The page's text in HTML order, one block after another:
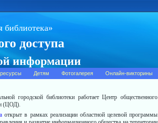
библиотека»
доступа
информации
Детям Фотогалерея Онлайн-викторины
городской библиотеки работает Центр общественного
(ЦОД).
открыт в рамках реализации областной целевой программы